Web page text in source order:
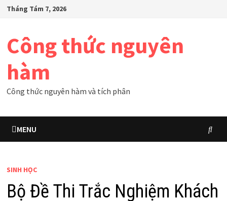
SkipTháng Tám 7, 2026
Công thức nguyên
hàm
Công thức nguyên hàm và tích phân
MENU
SINH HỌC
Bộ Đề Thi Trắc Nghiệm Khách